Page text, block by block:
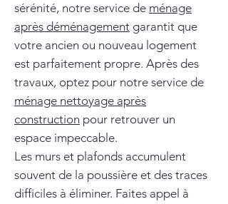
sérénité, notre service de ménage
après déménagement garantit que
votre ancien ou nouveau logement
est parfaitement propre. Après des
travaux, optez pour notre service de
ménage nettoyage après
construction pour retrouver un
espace impeccable.
Les murs et plafonds accumulent
souvent de la poussière et des traces
difficiles à éliminer. Faites appel à